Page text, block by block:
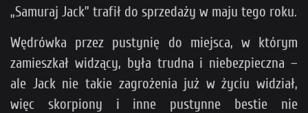
„Samuraj Jack” trafił do sprzedaży w maju tego roku.
Wędrówka przez pustynię do miejsca, w którym
zamieszkał widzący, była trudna i niebezpieczna –
ale Jack nie takie zagrożenia już w życiu widział,
więc skorpiony i inne pustynne bestie nie